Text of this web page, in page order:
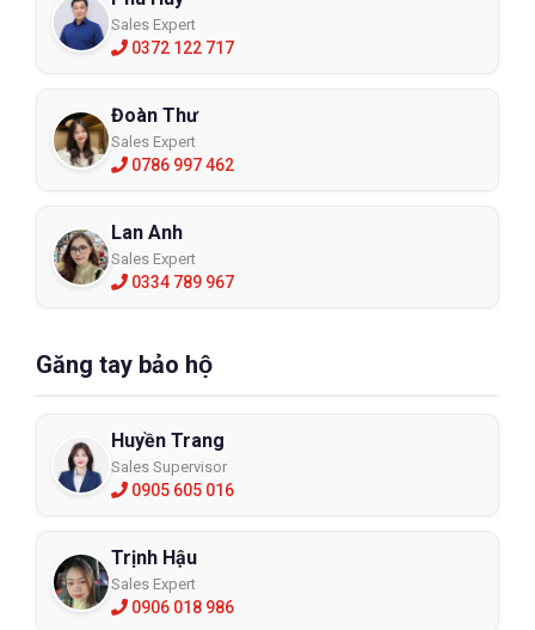
Sales Expert
0372 122 717
Đoàn Thư
Sales Expert
0786 997 462
Lan Anh
Sales Expert
0334 789 967
Găng tay bảo hộ
Huyền Trang
Sales Supervisor
0905 605 016
Trịnh Hậu
Sales Expert
0906 018 986